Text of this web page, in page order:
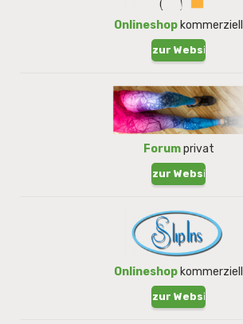
Onlineshopkommerziell
zur Website !
Forumprivat
zur Website !
Onlineshop kommerziell
zur Website !